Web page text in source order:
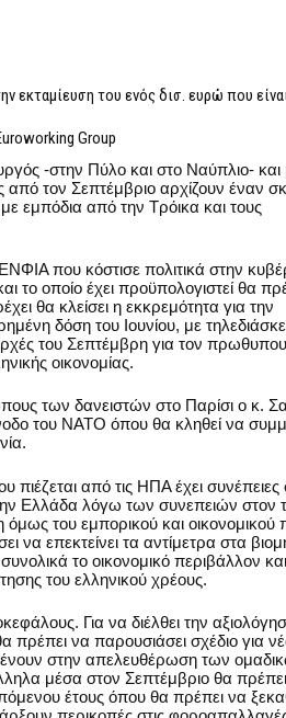
εκταμίευση του ενός δισ. ευρώ που
Group
-στην Πύλο και στο Ναύπλιο- και
από τον Σεπτέμβριο αρχίζουν έναν
εμπόδια από την Τρόικα και τους
που κόστισε πολιτικά στην
το οποίο έχει προϋπολογιστεί θα
θα κλείσει η εκκρεμότητα για την
δόση του Ιουνίου, με
του Σεπτέμβρη για τον
οικονομίας.
των δανειστών στο Παρίσι ο κ.
του ΝΑΤΟ όπου θα κληθεί να
από τις ΗΠΑ έχει συνέπειες
Ελλάδα λόγω των συνεπειών στον
του εμπορικού και οικονομικού
επεκτείνει τα αντίμετρα στα
το οικονομικό περιβάλλον και
του ελληνικού χρέους.
Για να διέλθει την
πρέπει να παρουσιάσει σχέδιο για
στην απελευθέρωση των
μέσα στον Σεπτέμβριο θα
έτους όπου θα πρέπει να